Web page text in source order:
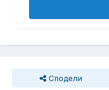
Сподели